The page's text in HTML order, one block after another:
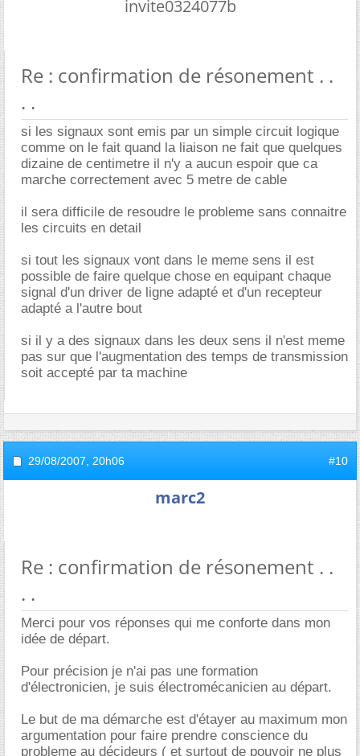
invite0324077b
Re : confirmation de résonement . .
. .
si les signaux sont emis par un simple circuit logique
comme on le fait quand la liaison ne fait que quelques
dizaine de centimetre il n'y a aucun espoir que ca
marche correctement avec 5 metre de cable
il sera difficile de resoudre le probleme sans connaitre
les circuits en detail
si tout les signaux vont dans le meme sens il est
possible de faire quelque chose en equipant chaque
signal d'un driver de ligne adapté et d'un recepteur
adapté a l'autre bout
si il y a des signaux dans les deux sens il n'est meme
pas sur que l'augmentation des temps de transmission
soit accepté par ta machine
29/08/2007, 20h06 #10
marc2
Re : confirmation de résonement . .
. .
Merci pour vos réponses qui me conforte dans mon
idée de départ.
Pour précision je n'ai pas une formation
d'électronicien, je suis électromécanicien au départ.
Le but de ma démarche est d'étayer au maximum mon
argumentation pour faire prendre conscience du
probleme au décideurs ( et surtout de pouvoir ne plus